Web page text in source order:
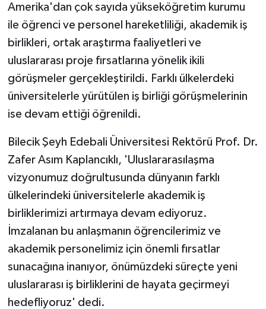
Amerika'dan çok sayıda yükseköğretim kurumu
ile öğrenci ve personel hareketliliği, akademik iş
birlikleri, ortak araştırma faaliyetleri ve
uluslararası proje fırsatlarına yönelik ikili
görüşmeler gerçekleştirildi. Farklı ülkelerdeki
üniversitelerle yürütülen iş birliği görüşmelerinin
ise devam ettiği öğrenildi.
Bilecik Şeyh Edebali Üniversitesi Rektörü Prof. Dr.
Zafer Asım Kaplancıklı, 'Uluslararasılaşma
vizyonumuz doğrultusunda dünyanın farklı
ülkelerindeki üniversitelerle akademik iş
birliklerimizi artırmaya devam ediyoruz.
İmzalanan bu anlaşmanın öğrencilerimiz ve
akademik personelimiz için önemli fırsatlar
sunacağına inanıyor, önümüzdeki süreçte yeni
uluslararası iş birliklerini de hayata geçirmeyi
hedefliyoruz' dedi.